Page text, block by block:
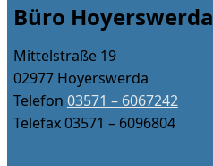
Büro Hoyerswerda
Mittelstraße 19
02977 Hoyerswerda
Telefon 03571 – 6067242
Telefax 03571 – 6096804